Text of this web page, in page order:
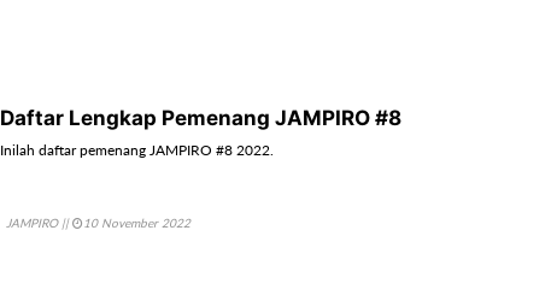
Daftar Lengkap Pemenang JAMPIRO #8
Inilah daftar pemenang JAMPIRO #8 2022.
JAMPIRO|| 10 November 2022